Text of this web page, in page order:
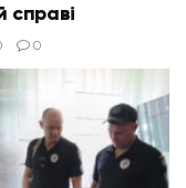
справі
0